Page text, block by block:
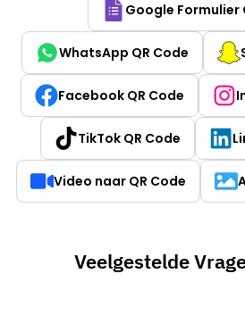
Google Formulier
WhatsApp QR Code
Facebook QR Code
TikTok QR Code
Video naar QR Code
Veelgestelde